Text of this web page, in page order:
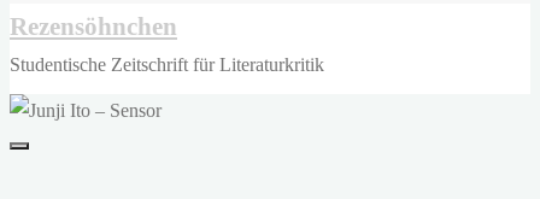
Rezensöhnchen
Studentische Zeitschrift für Literaturkritik